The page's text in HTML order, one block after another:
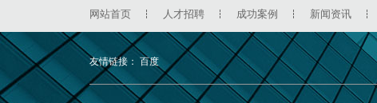
网站首页 人才招聘 成功案例 新闻资讯
友情链接： 百度